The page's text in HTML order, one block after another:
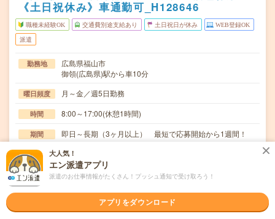
《土日祝休み》車通勤可_H128646
職種未経験OK 交通費別途支給あり 土日祝日が休み WEB登録OK
派遣
勤務地
広島県福山市
御領(広島県)駅から車10分
曜日頻度 月～金／週5日勤務
時間 8:00～17:00(休憩1時間)
期間 即日～長期（3ヶ月以上） 最短で応募開始から1週間！
時給 時給1200円
交通費
お弁当などのプラスチックトレーを製造している工場での
お仕事です○＜チェック＞トレーに傷やへこみがない…
大人気！
エン派遣アプリ
派遣のお仕事情報がたくさん！プッシュ通知で受け取ろう！
アプリをダウンロード